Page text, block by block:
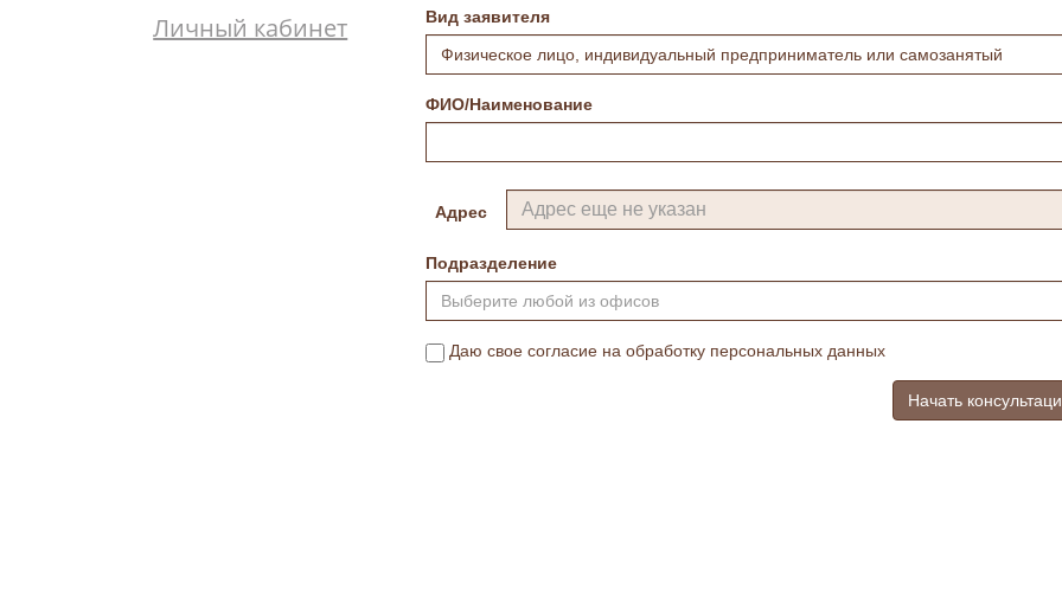
Личный кабинет
Вид заявителя
Физическое лицо, индивидуальный предприниматель или самозанятый
ФИО/Наименование
Адрес
Подразделение
Выберите любой из офисов
Даю свое согласие на обработку персональных данных
Начать